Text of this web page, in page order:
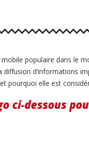
populaire dans le
d’informations
pourquoi elle est
ci-dessous